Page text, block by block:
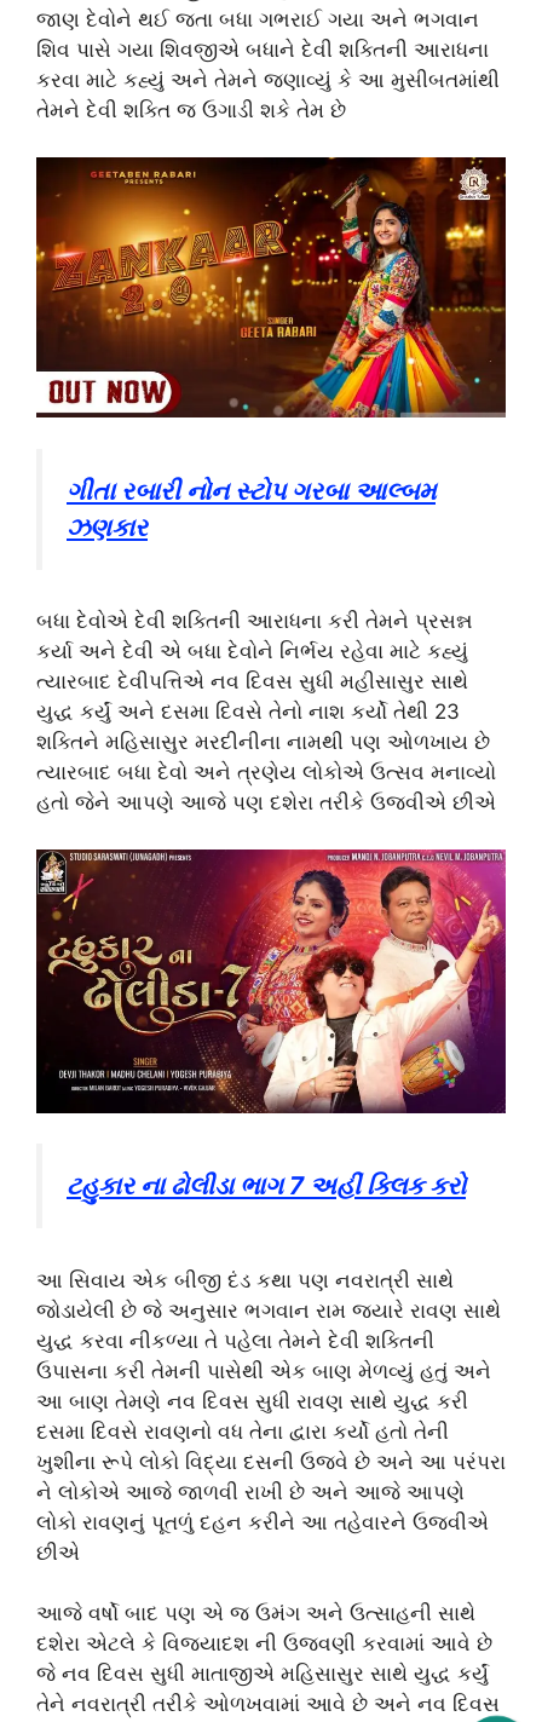
જાણ દેવોને થઈ જતા બધા ગભરાઈ ગયા અને ભગવાન
શિવ પાસે ગયા શિવજીએ બધાને દેવી શક્તિની આરાધના
કરવા માટે કહ્યું અને તેમને જણાવ્યું કે આ મુસીબતમાંથી
તેમને દેવી શક્તિ જ ઉગાડી શકે તેમ છે
ગીતા રબારી નોન સ્ટોપ ગરબા આલ્બમ
ઝણકાર
બધા દેવોએ દેવી શક્તિની આરાધના કરી તેમને પ્રસન્ન
કર્યા અને દેવી એ બધા દેવોને નિર્ભય રહેવા માટે કહ્યું
ત્યારબાદ દેવીપત્તિએ નવ દિવસ સુધી મહીસાસુર સાથે
યુદ્ધ કર્યું અને દસમા દિવસે તેનો નાશ કર્યો તેથી 23
શક્તિને મહિસાસુર મરદીનીના નામથી પણ ઓળખાય છે
ત્યારબાદ બધા દેવો અને ત્રણેય લોકોએ ઉત્સવ મનાવ્યો
હતો જેને આપણે આજે પણ દશેરા તરીકે ઉજવીએ છીએ
ટહુકાર ના ઢોલીડા ભાગ 7 અહીં ક્લિક કરો
આ સિવાય એક બીજી દંડ કથા પણ નવરાત્રી સાથે
જોડાયેલી છે જે અનુસાર ભગવાન રામ જ્યારે રાવણ સાથે
યુદ્ધ કરવા નીકળ્યા તે પહેલા તેમને દેવી શક્તિની
ઉપાસના કરી તેમની પાસેથી એક બાણ મેળવ્યું હતું અને
આ બાણ તેમણે નવ દિવસ સુધી રાવણ સાથે યુદ્ધ કરી
દસમા દિવસે રાવણનો વધ તેના દ્વારા કર્યો હતો તેની
ખુશીના રૂપે લોકો વિદ્યા દસની ઉજવે છે અને આ પરંપરા
ને લોકોએ આજે જાળવી રાખી છે અને આજે આપણે
લોકો રાવણનું પૂતળું દહન કરીને આ તહેવારને ઉજવીએ
છીએ
આજે વર્ષો બાદ પણ એ જ ઉમંગ અને ઉત્સાહની સાથે
દશેરા એટલે કે વિજયાદશ ની ઉજવણી કરવામાં આવે છે
જે નવ દિવસ સુધી માતાજીએ મહિસાસુર સાથે યુદ્ધ કર્યું
તેને નવરાત્રી તરીકે ઓળખવામાં આવે છે અને નવ દિવસ